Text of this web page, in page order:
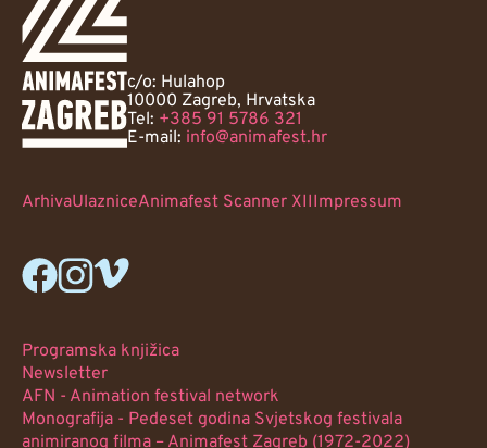
c/o: Hulahop
10000 Zagreb, Hrvatska
Tel: +385 91 5786 321
E-mail: info@animafest.hr
ArhivaUlazniceAnimafest Scanner XIIImpressum
Programska knjižica
Newsletter
AFN - Animation festival network
Monografija - Pedeset godina Svjetskog festivala
animiranog filma – Animafest Zagreb (1972-2022)